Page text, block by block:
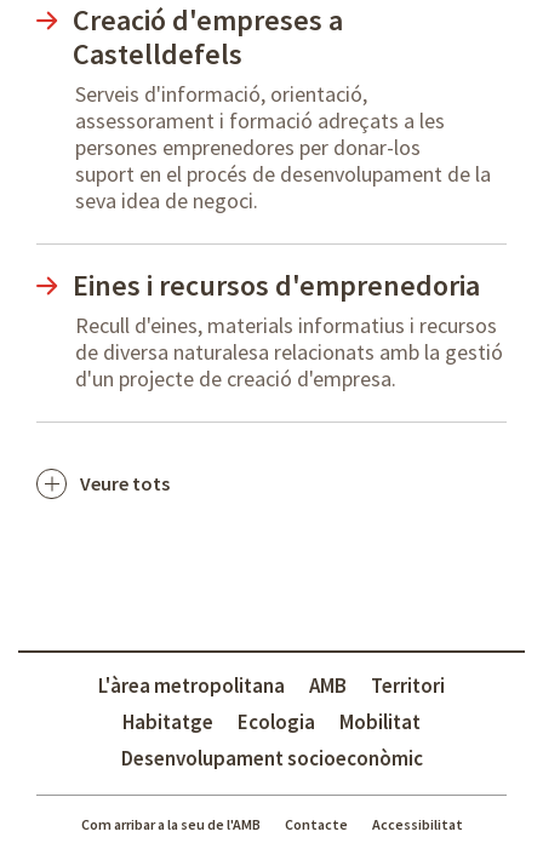
Creació d'empreses a
Castelldefels
Serveis d'informació, orientació,
assessorament i formació adreçats a les
persones emprenedores per donar-los
suport en el procés de desenvolupament de la
seva idea de negoci.
Eines i recursos d'emprenedoria
Recull d'eines, materials informatius i recursos
de diversa naturalesa relacionats amb la gestió
d'un projecte de creació d'empresa.
Veure tots
L'àrea metropolitana AMB
Territori
Habitatge
Ecologia
Mobilitat
Desenvolupament socioeconòmic
Com arribar a la seu de l'AMB Contacte Accessibilitat